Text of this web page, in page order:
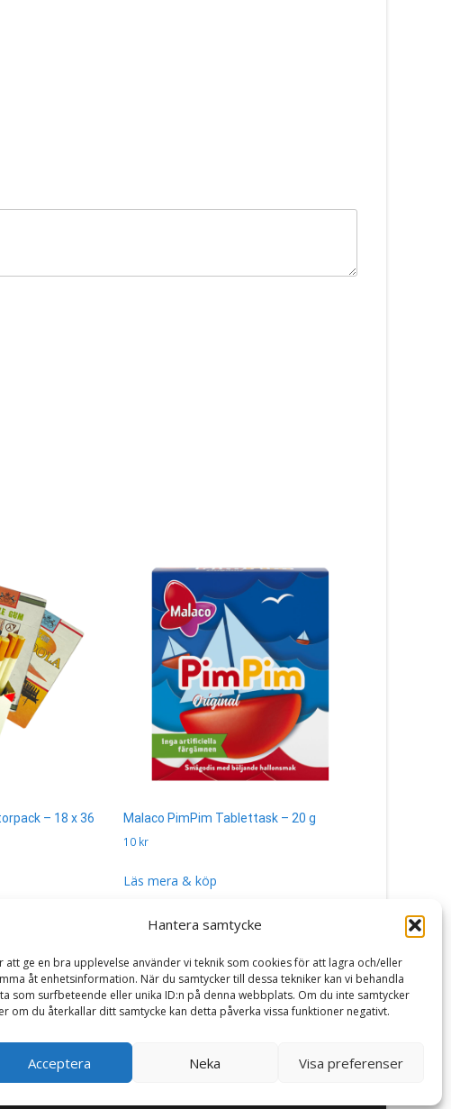
Hantera samtycke
att ge en bra upplevelse använder vi teknik som cookies för att lagra och/eller
åt enhetsinformation. När du samtycker till dessa tekniker kan vi behandla
som surfbeteende eller unika ID:n på denna webbplats. Om du inte samtycker
om du återkallar ditt samtycke kan detta påverka vissa funktioner negativt.
Acceptera Neka Visa preferenser
– 18 x 36
Malaco PimPim Tablettask – 20 g
10 kr
Läs mera & köp
Powered by WordPress